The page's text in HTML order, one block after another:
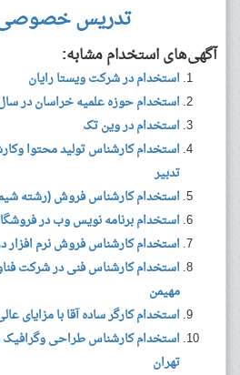
تدریس
آگهی‌های استخدام مشابه:
استخدام در شرکت ویستا رایان
استخدام حوزه علمیه خراسان در سال ۹۳+ شروع ثبت
استخدام در وین تک
استخدام کارشناس تولید محتوا
تدبیر
استخدام کارشناس فروش (رشته
استخدام برنامه نویس وب در
استخدام کارشناس فروش نرم افزار
استخدام کارشناس فنی در شرکت
مهیمن
استخدام کارگر ساده آقا با مزایای
استخدام کارشناس طراحی وگرافیک
تهران